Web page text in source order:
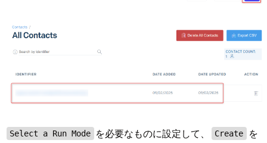
Select a Run Mode を必要なものに設定して、 Create
を